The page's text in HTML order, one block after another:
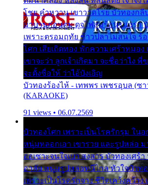
โชย คำหวาน เขาวาดโรย บัวทองกลี
มาบานก่อนตูม ดุจไฟสุมร้อนรุมอุรา
เพราะตรอมฤทัย ข้าวปลาไม่สนใจ ร้
โศก เสียเถิดทอง พักความเศร้าหมอง
เขาจะว่า ลูกเจ้าเกิดมา จะชื่อว่าไง พี่
จะตั้งชื่อให้ ว่าไอ้บังเอิญ
บัวทองร้องไห้ - เทพพร เพชรอุบล (ซ
(KARAOKE)
91 views • 06.07.2569
บัวทองโศก เพราะเป็นโรครักรุม ใน
หนุ่มหลอกเอา เขารวย และรูปหล่อ ม
ออเซาะจนใจเบา สงสาร บัวทองเศร้า
อาลัย หนุ่มรูปหล่อหนีไกล หัวใจบัวทอ
เพราะเป็นโรครักจาง ชีวิตเคว้งคว้าง